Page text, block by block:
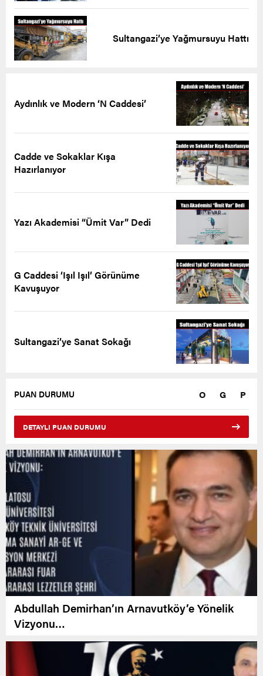
Sultangazi’ye Yağmursuyu Hattı
Aydınlık ve Modern ‘N Caddesi’
Cadde ve Sokaklar Kışa
Hazırlanıyor
Yazı Akademisi “Ümit Var” Dedi
G Caddesi ‘Işıl Işıl’ Görünüme
Kavuşuyor
Sultangazi’ye Sanat Sokağı
PUAN DURUMU O G P
DETAYLI PUAN DURUMU
Abdullah Demirhan’ın Arnavutköy’e Yönelik
Vizyonu…